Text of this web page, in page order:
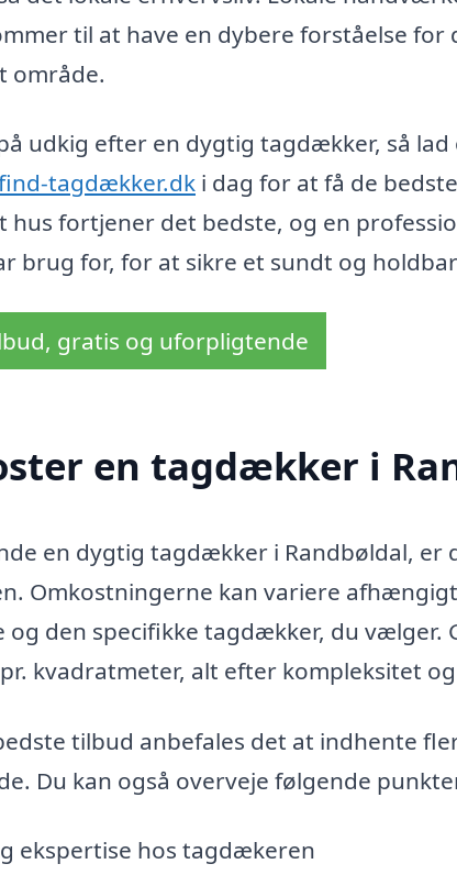
til at have en dybere forståelse
område.
udkig efter en dygtig tagdækker, så
tagdækker.dk i dag for at få de
hus fortjener det bedste, og en
brug for, for at sikre et sundt og
gratis og uforpligtende
en tagdækker i
en dygtig tagdækker i Randbøldal,
Omkostningerne kan variere
og den specifikke tagdækker, du vælger.
kvadratmeter, alt efter kompleksitet
tilbud anbefales det at indhente
Du kan også overveje følgende
ekspertise hos tagdækeren